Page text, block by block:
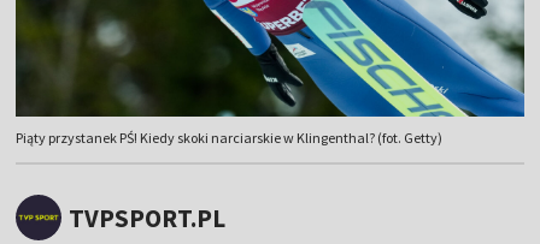
Piąty przystanek PŚ! Kiedy skoki narciarskie w Klingenthal? (fot. Getty)
TVPSPORT.PL